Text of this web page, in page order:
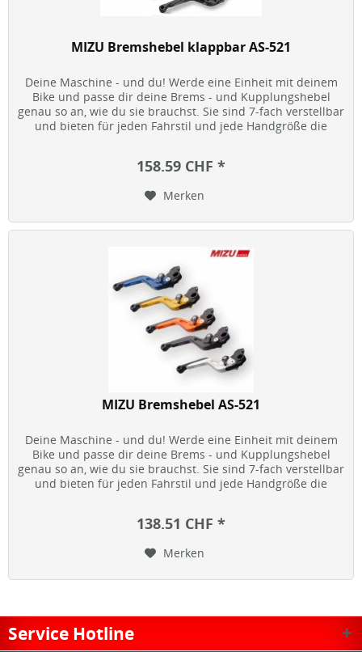
MIZU Bremshebel klappbar AS-521
Deine Maschine - und du! Werde eine Einheit mit deinem
Bike und passe dir deine Brems - und Kupplungshebel
genau so an, wie du sie brauchst. Sie sind 7-fach verstellbar
und bieten für jeden Fahrstil und jede Handgröße die
158.59 CHF *
Merken
MIZU Bremshebel AS-521
Deine Maschine - und du! Werde eine Einheit mit deinem
Bike und passe dir deine Brems - und Kupplungshebel
genau so an, wie du sie brauchst. Sie sind 7-fach verstellbar
und bieten für jeden Fahrstil und jede Handgröße die
138.51 CHF *
Merken
Service Hotline